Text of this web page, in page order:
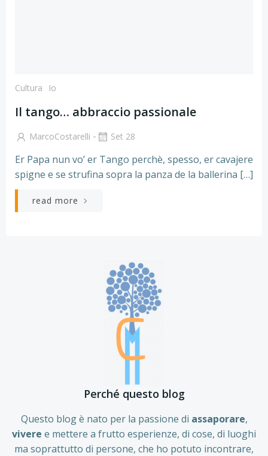
Cultura Io
Il tango… abbraccio passionale
MarcoCostarelli - Set 28
Er Papa nun vo’ er Tango perchè, spesso, er cavajere
spigne e se strufina sopra la panza de la ballerina […]
read more
Perché questo blog
Questo blog è nato per la passione di assaporare,
vivere e mettere a frutto esperienze, di cose, di luoghi
ma soprattutto di persone, che ho potuto incontrare,